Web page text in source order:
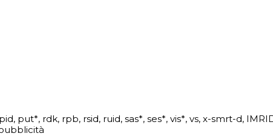
put*, rdk, rpb, rsid, ruid, sas*, ses*, vis*, vs, x-smrt-d,